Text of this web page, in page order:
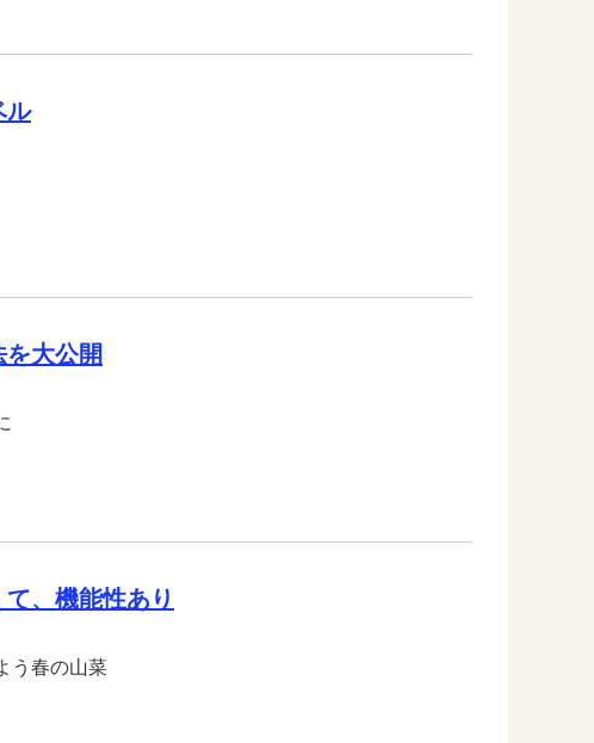
ル
大公開
、機能性あり
う春の山菜